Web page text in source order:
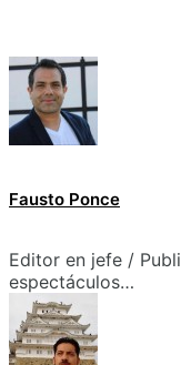
Fausto Ponce
Editor en jefe /
espectáculos…